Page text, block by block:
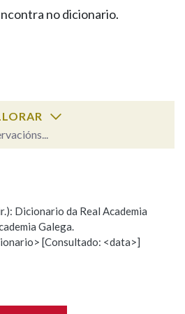
FIGURAS HOMENAXEADAS
PORTAL DAS PALABRAS
no dicionario.
Dicionario da Real Academia
Galega.
[Consultado: <data>]